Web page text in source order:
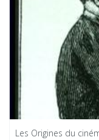
Les Origines du